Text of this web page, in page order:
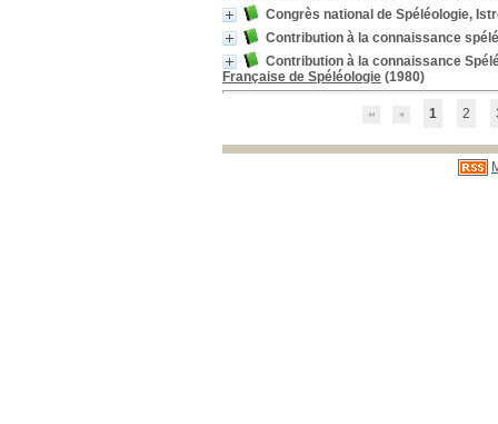
Congrès national de Spéléologie,
Contribution à la connaissance
Contribution à la connaissance
Française de Spéléologie (1980)
1 2